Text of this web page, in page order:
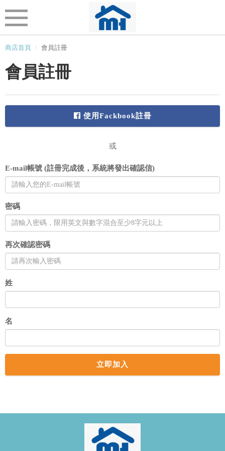
商店首頁 會員註冊
會員註冊
使用Fackbook註冊
或
E-mail帳號 (註冊完成後，系統將發出確認信)
密碼
再次確認密碼
姓
名